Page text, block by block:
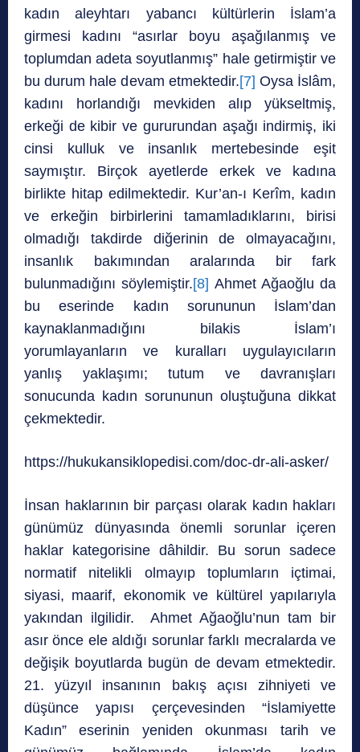
kadın aleyhtarı yabancı kültürlerin İslam’a
girmesi kadını “asırlar boyu aşağılanmış ve
toplumdan adeta soyutlanmış” hale getirmiştir ve
bu durum hale devam etmektedir.[7] Oysa İslâm,
kadını horlandığı mevkiden alıp yükseltmiş,
erkeği de kibir ve gururundan aşağı indirmiş, iki
cinsi kulluk ve insanlık mertebesinde eşit
saymıştır. Birçok ayetlerde erkek ve kadına
birlikte hitap edilmektedir. Kur’an-ı Kerîm, kadın
ve erkeğin birbirlerini tamamladıklarını, birisi
olmadığı takdirde diğerinin de olmayacağını,
insanlık bakımından aralarında bir fark
bulunmadığını söylemiştir.[8] Ahmet Ağaoğlu da
bu eserinde kadın sorununun İslam’dan
kaynaklanmadığını bilakis İslam’ı
yorumlayanların ve kuralları uygulayıcıların
yanlış yaklaşımı; tutum ve davranışları
sonucunda kadın sorununun oluştuğuna dikkat
çekmektedir.
https://hukukansiklopedisi.com/doc-dr-ali-asker/
İnsan haklarının bir parçası olarak kadın hakları
günümüz dünyasında önemli sorunlar içeren
haklar kategorisine dâhildir. Bu sorun sadece
normatif nitelikli olmayıp toplumların içtimai,
siyasi, maarif, ekonomik ve kültürel yapılarıyla
yakından ilgilidir. Ahmet Ağaoğlu’nun tam bir
asır önce ele aldığı sorunlar farklı mecralarda ve
değişik boyutlarda bugün de devam etmektedir.
21. yüzyıl insanının bakış açısı zihniyeti ve
düşünce yapısı çerçevesinden “İslamiyette
Kadın” eserinin yeniden okunması tarih ve